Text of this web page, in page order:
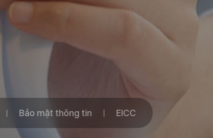
Bảo mật thông tin EICC